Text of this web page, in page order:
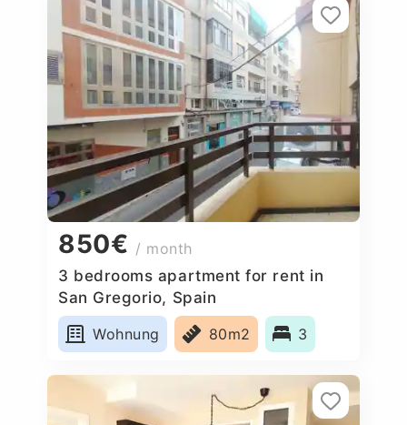
850€ / month
3 bedrooms apartment for rent in
San Gregorio, Spain
Wohnung
80m2 3